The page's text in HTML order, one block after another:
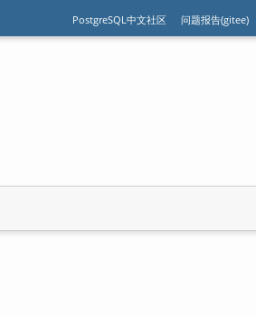
PostgreSQL中文社区 问题报告(gitee)